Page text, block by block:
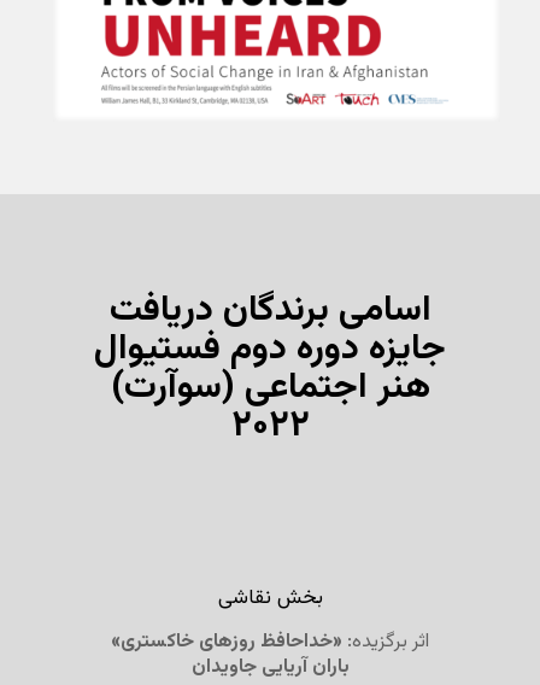
اسامی برندگان دریافت
جایزه دوره دوم فستیوال
هنر اجتماعی (سوآرت)
۲۰۲۲
بخش نقاشی
اثر برگزیده: «خداحافظ روزهای خاکستری»
باران آریایی جاویدان